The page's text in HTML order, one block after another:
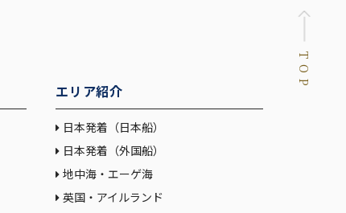
TOP
エリア紹介
日本発着（日本船）
日本発着（外国船）
地中海・エーゲ海
英国・アイルランド